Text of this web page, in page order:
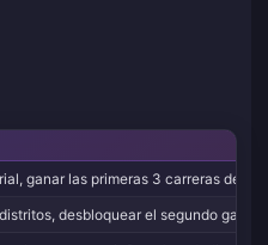
ganar las primeras 3 carreras de
desbloquear el segundo